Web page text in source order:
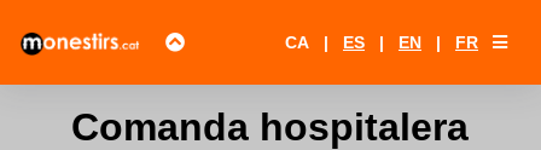
CA | ES | EN | FR
Comanda hospitalera